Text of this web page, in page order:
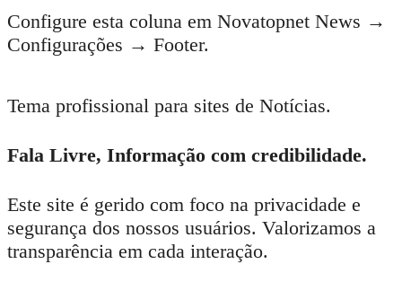
Configure esta coluna em Novatopnet News →
Configurações → Footer.
Tema profissional para sites de Notícias.
Fala Livre, Informação com credibilidade.
Este site é gerido com foco na privacidade e
segurança dos nossos usuários. Valorizamos a
transparência em cada interação.